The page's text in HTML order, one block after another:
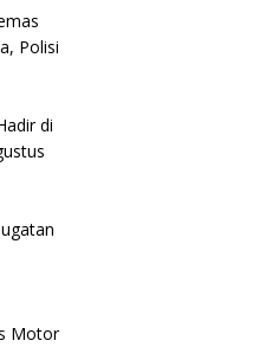
Polisi
di
Motor